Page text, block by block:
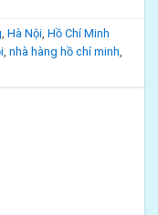
,Hà Nội,Hồ Chí Minh
,nhà hàng hồ chí minh,